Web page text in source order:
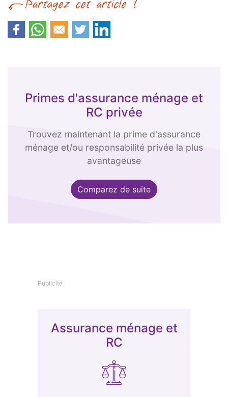
Primes d'assurance ménage et
RC privée
Trouvez maintenant la prime d'assurance
ménage et/ou responsabilité privée la plus
avantageuse
Comparez de suite
Publicité
Assurance ménage et
RC